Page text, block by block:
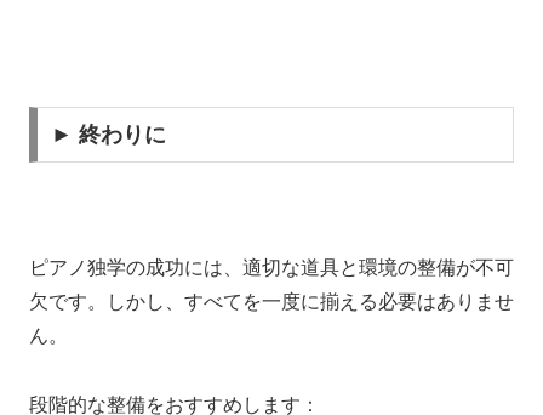
► 終わりに
ピアノ独学の成功には、適切な道具と環境の整備が不可
欠です。しかし、すべてを一度に揃える必要はありませ
ん。
段階的な整備をおすすめします：